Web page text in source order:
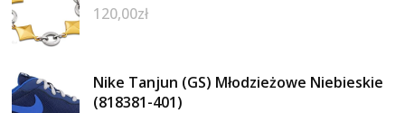
120,00zł
Nike Tanjun (GS) Młodzieżowe Niebieskie
(818381-401)